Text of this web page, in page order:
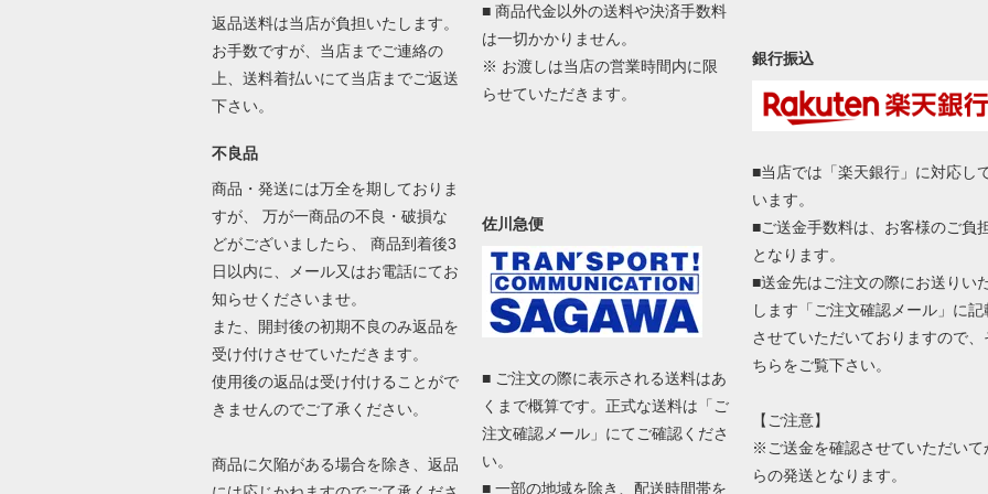
返品送料は当店が負担いたします。
お手数ですが、当店までご連絡の
上、送料着払いにて当店までご返送
下さい。
不良品
商品・発送には万全を期しておりま
すが、 万が一商品の不良・破損な
どがございましたら、 商品到着後3
日以内に、メール又はお電話にてお
知らせくださいませ。
また、開封後の初期不良のみ返品を
受け付けさせていただきます。
使用後の返品は受け付けることがで
きませんのでご了承ください。
商品に欠陥がある場合を除き、返品
■ 商品代金以外の送料や決済手数料
は一切かかりません。
※ お渡しは当店の営業時間内に限
らせていただきます。
佐川急便
■ ご注文の際に表示される送料はあ
くまで概算です。正式な送料は「ご
注文確認メール」にてご確認くださ
い。
■ 一部の地域を除き、配送時間帯を
銀行振込
■当店では「楽天銀行」に対応し
います。
■ご送金手数料は、お客様のご負
となります。
■送金先はご注文の際にお送りい
します「ご注文確認メール」に記
させていただいておりますので、
ちらをご覧下さい。
【ご注意】
※ご送金を確認させていただいて
らの発送となります。